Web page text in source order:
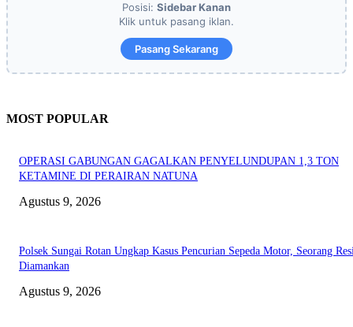
Posisi: Sidebar Kanan
Klik untuk pasang iklan.
Pasang Sekarang
MOST POPULAR
OPERASI GABUNGAN GAGALKAN PENYELUNDUPAN 1,3 TON
KETAMINE DI PERAIRAN NATUNA
Agustus 9, 2026
Polsek Sungai Rotan Ungkap Kasus Pencurian Sepeda Motor, Seorang
Diamankan
Agustus 9, 2026